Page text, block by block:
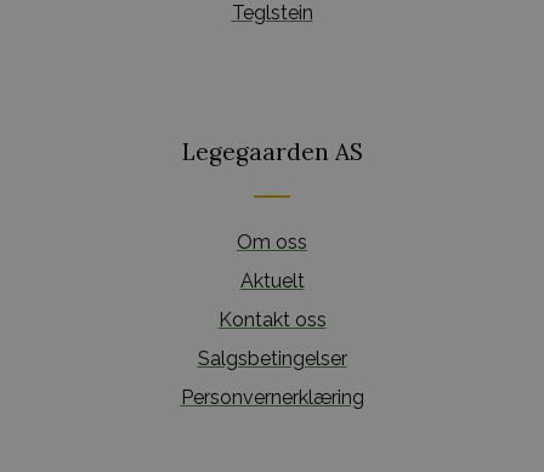
Teglstein
Legegaarden AS
Om oss
Aktuelt
Kontakt oss
Salgsbetingelser
Personvernerklæring